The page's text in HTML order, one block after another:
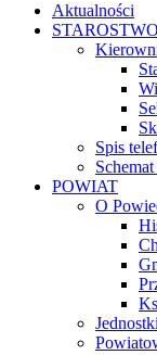
Aktualności
STAROSTWO
Spis
POWIAT
O